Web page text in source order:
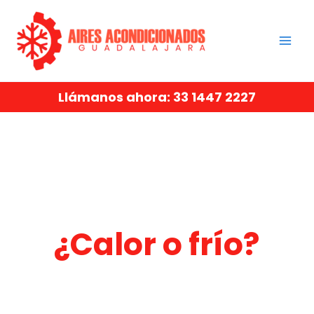
contenido
Llámanos ahora: 33 1447 2227
¿Calor o frío?